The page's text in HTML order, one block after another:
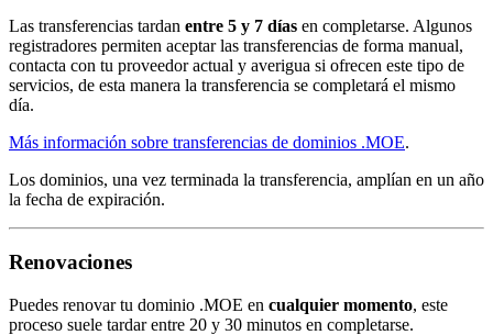
Las transferencias tardan entre 5 y 7 días en completarse. Algunos
registradores permiten aceptar las transferencias de forma manual,
contacta con tu proveedor actual y averigua si ofrecen este tipo de
servicios, de esta manera la transferencia se completará el mismo
día.
Más información sobre transferencias de dominios .MOE.
Los dominios, una vez terminada la transferencia, amplían en un año
la fecha de expiración.
Renovaciones
Puedes renovar tu dominio .MOE en cualquier momento, este
proceso suele tardar entre 20 y 30 minutos en completarse.